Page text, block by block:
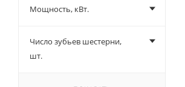
Мощность, кВт.
Число зубьев шестерни,
шт.